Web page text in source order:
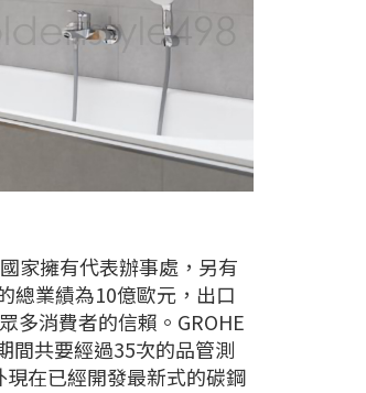
家擁有代表辦事處，另有
總業績為10億歐元，出口
多消費者的信賴。GROHE
間共要經過35次的品管測
在已經開發最新式的碳鋼